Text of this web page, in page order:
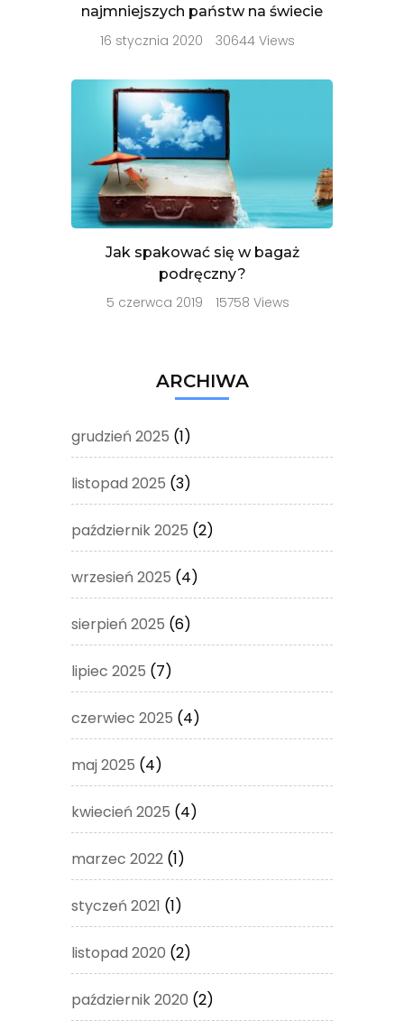
najmniejszych państw na świecie
16 stycznia 2020 30644 Views
Jak spakować się w bagaż
podręczny?
5 czerwca 2019 15758 Views
ARCHIWA
grudzień 2025 (1)
listopad 2025 (3)
październik 2025 (2)
wrzesień 2025 (4)
sierpień 2025 (6)
lipiec 2025 (7)
czerwiec 2025 (4)
maj 2025 (4)
kwiecień 2025 (4)
marzec 2022 (1)
styczeń 2021 (1)
listopad 2020 (2)
październik 2020 (2)